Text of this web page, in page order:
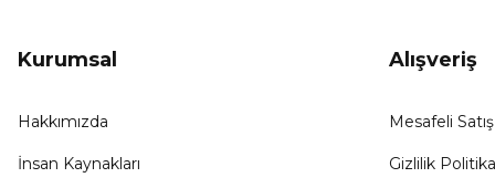
Kurumsal
Hakkımızda
İnsan Kaynakları
Alışveriş
Mesafeli
Gizlilik